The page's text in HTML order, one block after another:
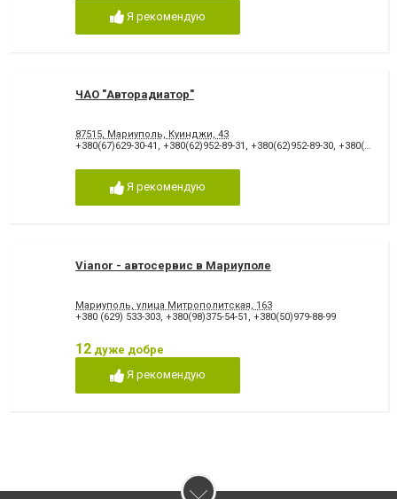
Я рекомендую
ЧАО "Авторадиатор"
87515, Мариуполь, Куинджи, 43
+380(67)629-30-41 , +380(62)952-89-31 , +380(62)952-89-30, +380(62)934-41-98
Я рекомендую
Vianor - автосервис в Мариуполе
Мариуполь, улица Митрополитская, 163
+380 (629) 533-303, +380(98)375-54-51 , +380(50)979-88-99
12 дуже добре
Я рекомендую